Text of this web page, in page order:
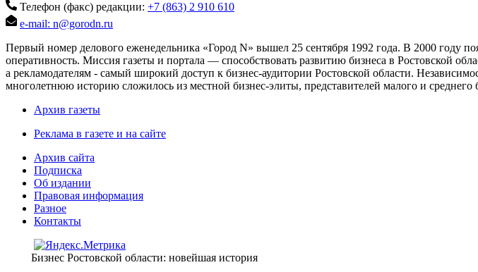
Телефон (факс) редакции: +7 (863) 2 910 610
e-mail: n@gorodn.ru
Первый номер делового еженедельника «Город N» вышел 25 сентября 1992 года. В 2000 году
оперативность. Миссия газеты и портала — способствовать развитию бизнеса в Ростовской
а рекламодателям - самый широкий доступ к бизнес-аудитории Ростовской области.
многолетнюю историю сложилось из местной бизнес-элиты, представителей малого и
Архив газеты
Реклама в газете и на сайте
Архив сайта
Подписка
Об издании
Правовая информация
Разное
Контакты
Бизнес Ростовской области: новейшая история